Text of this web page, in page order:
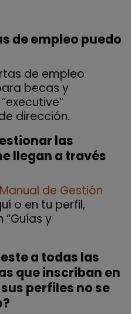
de empleo puedo
de empleo
becas y
dirección.
las
llegan a través
Manual de Gestión
o en tu perfil,
y
a todas las
que inscriban en
perfiles no se